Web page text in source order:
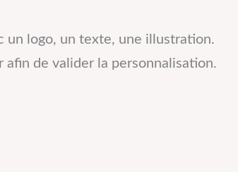
un logo, un texte, une illustration.
afin de valider la personnalisation.